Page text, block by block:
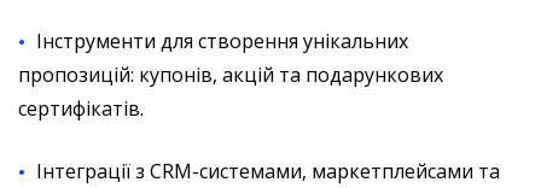
Інструменти для створення унікальних
пропозицій: купонів, акцій та подарункових
сертифікатів.
Інтеграції з CRM-системами, маркетплейсами та